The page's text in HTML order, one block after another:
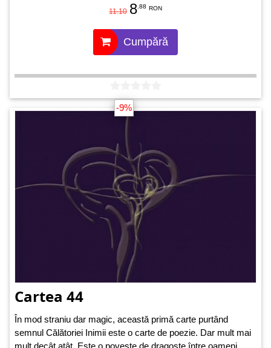
11.10 8 .88 RON
Cumpără
-9%
Cartea 44
În mod straniu dar magic, această primă carte purtând
semnul Călătoriei Inimii este o carte de poezie. Dar mult mai